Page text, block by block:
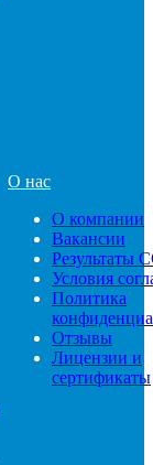
О нас
О компании
Вакансии
Результаты
Условия
Политика
Отзывы
Лицензии и
сертификаты